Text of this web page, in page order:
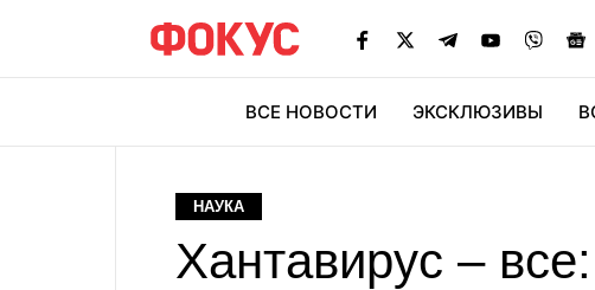
ВСЕ НОВОСТИ ЭКСКЛЮЗИВЫ
НАУКА
Хантавирус –